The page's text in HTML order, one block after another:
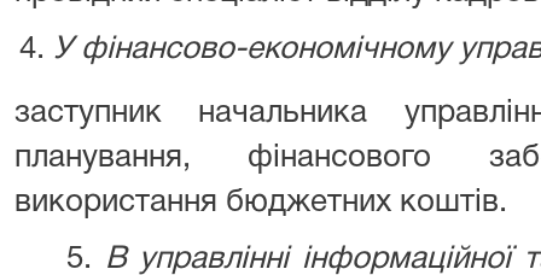
У фінансово-економічному
заступник начальника
планування, фінансового
використання бюджетних коштів.
5.
В управлінні інформаційної